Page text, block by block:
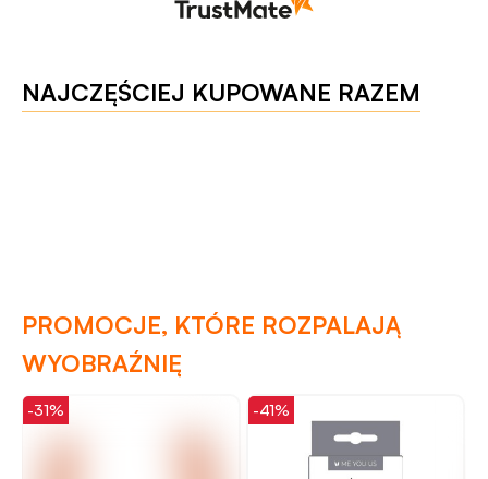
NAJCZĘŚCIEJ KUPOWANE RAZEM
PROMOCJE, KTÓRE ROZPALAJĄ
WYOBRAŹNIĘ
-31% -41%